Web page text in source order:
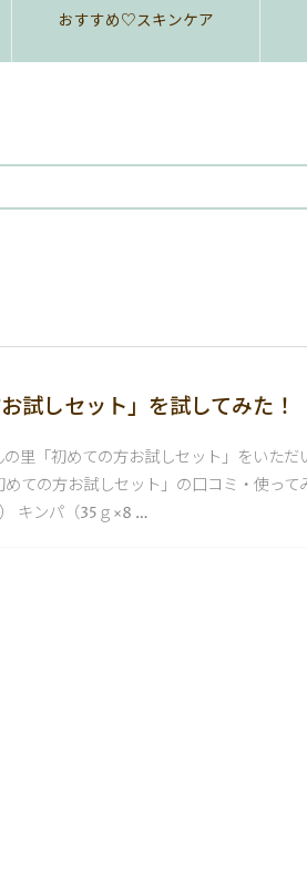
おすすめ♡スキンケア
試しセット」を試してみた！
里「初めての方お試しセット」をいただ
ての方お試しセット」の口コミ・使って
キンパ（35ｇ×8 …